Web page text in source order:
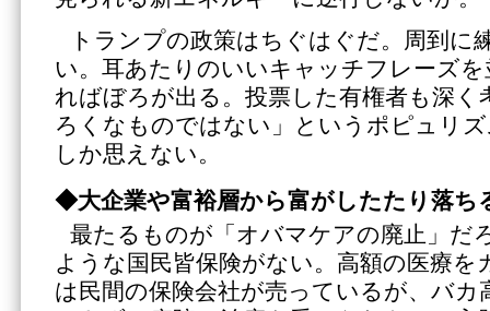
トランプの政策はちぐはぐだ。周到に
い。耳あたりのいいキャッチフレーズ
ればぼろが出る。投票した有権者も深く
ろくなものではない」というポピュリ
しか思えない。
◆大企業や富裕層から富がしたたり落ち
最たるものが「オバマケアの廃止」だ
ような国民皆保険がない。高額の医療を
は民間の保険会社が売っているが、バカ